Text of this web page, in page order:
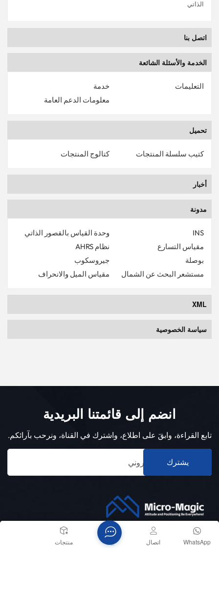
الذاتي
اتصل بنا
الخدمة والأسئلة الشائعة
خدمة
التعليمات
معلومات الدعم العامة
تحميل
كتالوج المنتجات كتيب سلسلة المنتجات
أخبار
مدونة
وحدة القياس بالقصور الذاتي
INS
نظام AHRS
مقياس التسارع
جيروسكوب
بوصلة
مقياس الميل والانحراف
مستشعر البحث عن الشمال
XML
سياسة الخصوصية
انضم إلى قائمتنا البريدية
تابع القراءة، وابقَ على اطلاع، واشترك في القناة، ونرحب بآرائكم.
يشترك
الهاتف :
+8618151836753 منتجات WhatsApp اتصال